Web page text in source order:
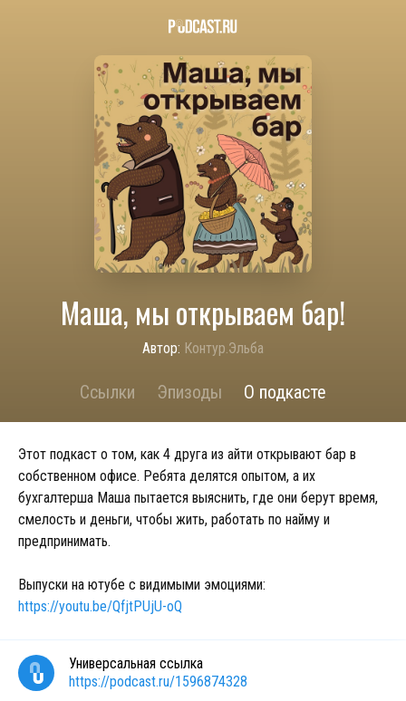
Маша, мы открываем бар!
Автор: Контур.Эльба
Ссылки Эпизоды О подкасте
Этот подкаст о том, как 4 друга из айти открывают бар в
собственном офисе. Ребята делятся опытом, а их
бухгалтерша Маша пытается выяснить, где они берут время,
смелость и деньги, чтобы жить, работать по найму и
предпринимать.
Выпуски на ютубе с видимыми эмоциями:
https://youtu.be/QfjtPUjU-oQ
Универсальная ссылка
https://podcast.ru/1596874328